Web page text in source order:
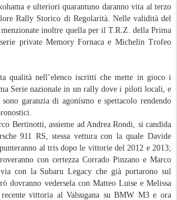
e ulteriori quarantuno daranno vita al terzo
Rally Storico di Regolarità. Nelle validità del
inoltre quella per il T.R.Z. della Prima
private Memory Fornaca e Michelin Trofeo
qualità nell’elenco iscritti che mette in gioco i
Serie nazionale in un rally dove i piloti locali, e
garanzia di agonismo e spettacolo rendendo
Bertinotti, assieme ad Andrea Rondi, si candida
911 RS, stessa vettura con la quale Davide
al tris dopo le vittorie del 2012 e 2013;
con certezza Corrado Pinzano e Marco
con la Subaru Legacy che già portarono sul
dovranno vedersela con Matteo Luise e Melissa
vittoria al Valsugana su BMW M3 e ora